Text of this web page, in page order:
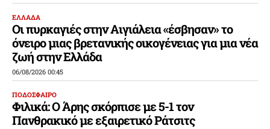
ΕΛΛΑΔΑ
Οι πυρκαγιές στην Αιγιάλεια «έσβησαν» το
όνειρο μιας βρετανικής οικογένειας για μια νέα
ζωή στην Ελλάδα
06/08/2026 00:45
ΠΟΔΟΣΦΑΙΡΟ
Φιλικά: Ο Άρης σκόρπισε με 5-1 τον
Πανθρακικό με εξαιρετικό Ράτσιτς